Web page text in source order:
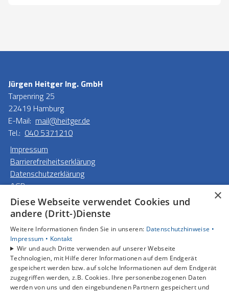
Jürgen Heitger Ing. GmbH
Tarpenring 25
22419 Hamburg
E-Mail: mail@heitger.de
Tel.: 040 5371210
Impressum
Barrierefreiheitserklärung
Datenschutzerklärung
AGB
Unsere Bereiche
Privatkunden
Gewerbekunden
Karriere
Unternehmen
Kontakt
×
Diese Webseite verwendet Cookies und
andere (Dritt-)Dienste
Weitere Informationen finden Sie in unseren: Datenschutzhinweise •
Impressum • Kontakt
Wir und auch Dritte verwenden auf unserer Webseite
Technologien, mit Hilfe derer Informationen auf dem Endgerät
gespeichert werden bzw. auf solche Informationen auf dem Endgerät
zugegriffen werden, z.B. Cookies. Ihre personenbezogenen Daten
werden von uns und den eingebundenen Partnern gespeichert und